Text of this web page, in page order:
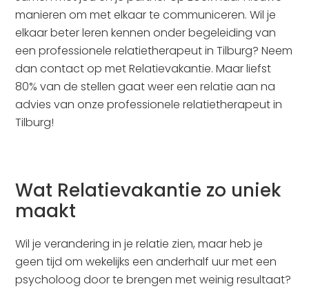
manieren om met elkaar te communiceren. Wil je
elkaar beter leren kennen onder begeleiding van
een professionele relatietherapeut in Tilburg? Neem
dan contact op met Relatievakantie. Maar liefst
80% van de stellen gaat weer een relatie aan na
advies van onze professionele relatietherapeut in
Tilburg!
Wat Relatievakantie zo uniek
maakt
Wil je verandering in je relatie zien, maar heb je
geen tijd om wekelijks een anderhalf uur met een
psycholoog door te brengen met weinig resultaat?